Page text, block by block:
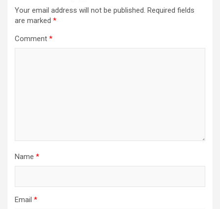
Your email address will not be published. Required fields
are marked *
Comment *
Name *
Email *